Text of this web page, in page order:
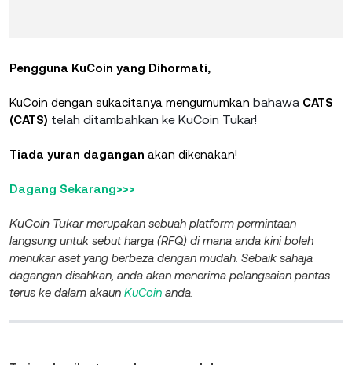
Pengguna KuCoin yang Dihormati,
KuCoin dengan sukacitanya mengumumkan bahawa CATS
(CATS) telah ditambahkan ke KuCoin Tukar!
Tiada yuran dagangan akan dikenakan!
Dagang Sekarang>>>
KuCoin Tukar merupakan sebuah platform permintaan
langsung untuk sebut harga (RFQ) di mana anda kini boleh
menukar aset yang berbeza dengan mudah. Sebaik sahaja
dagangan disahkan, anda akan menerima pelangsaian pantas
terus ke dalam akaun KuCoin anda.